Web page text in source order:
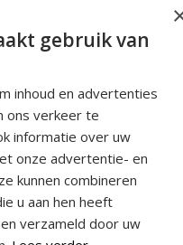
gebruik van
inhoud en advertenties
ons verkeer te
informatie over uw
onze advertentie- en
kunnen combineren
u aan hen heeft
verzameld door uw